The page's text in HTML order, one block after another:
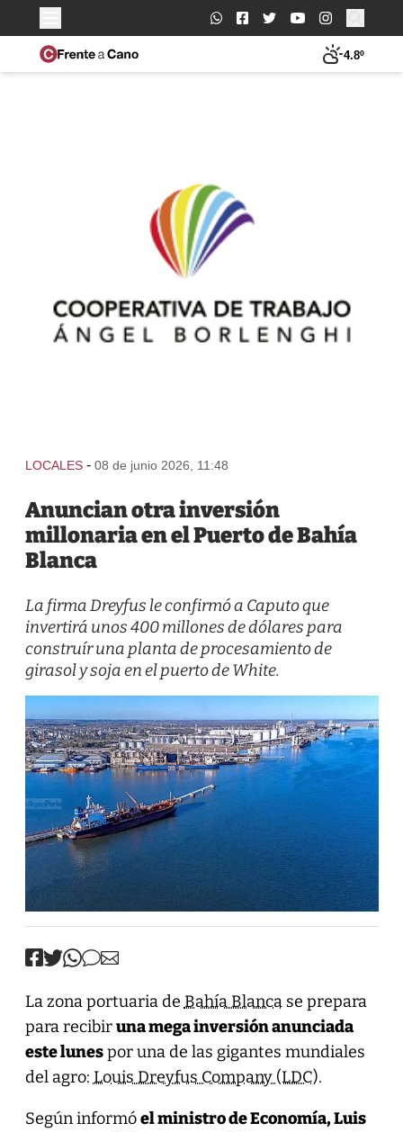
Buscar:
4.8º
LOCALES - 08 de junio 2026, 11:48
Anuncian otra inversión
millonaria en el Puerto de Bahía
Blanca
La firma Dreyfus le confirmó a Caputo que
invertirá unos 400 millones de dólares para
construír una planta de procesamiento de
girasol y soja en el puerto de White.
La zona portuaria de Bahía Blancase prepara
para recibiruna mega inversión anunciada
este lunespor una de las gigantes mundiales
del agro: Louis Dreyfus Company (LDC).
Según informóel ministro de Economía, Luis